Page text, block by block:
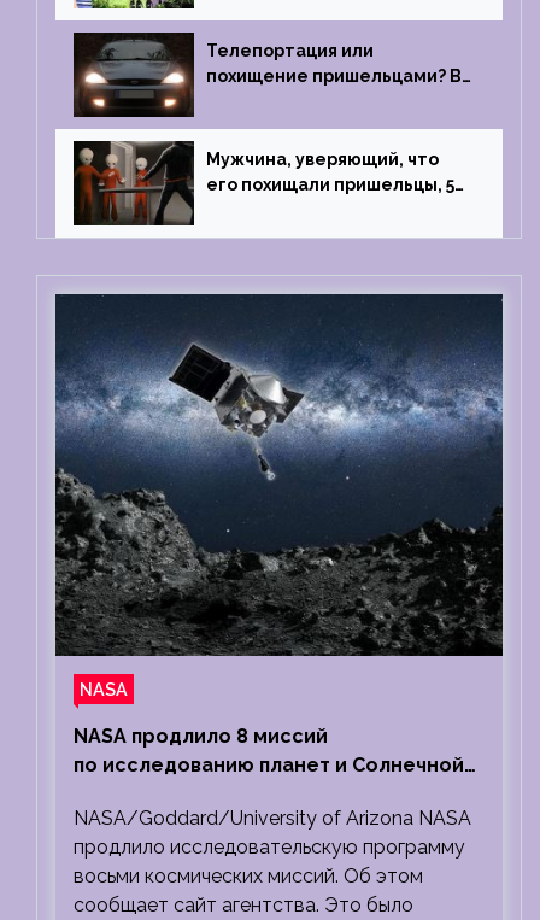
1967 году
Телепортация или
похищение пришельцами? В
случай произошел с семьей
из Аргентины
Мужчина, уверяющий, что
его похищали пришельцы, 5
тест на детекторе лжи
NASA
NASA продлило 8 миссий
по исследованию планет и Солнечной
NASA/Goddard/University of Arizona NASA
продлило исследовательскую программу
восьми космических миссий. Об этом
сообщает сайт агентства. Это было